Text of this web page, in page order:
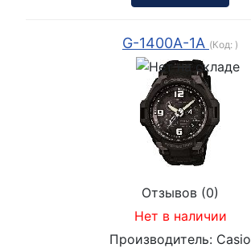
G-1400A-1A (Код: )
Отзывов (0)
Нет в наличии
Производитель: Casio